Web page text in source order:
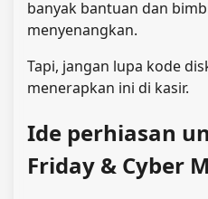
banyak bantuan dan
menyenangkan.
Tapi, jangan lupa kode
menerapkan ini di kasir.
Ide perhiasan
Friday & Cyber